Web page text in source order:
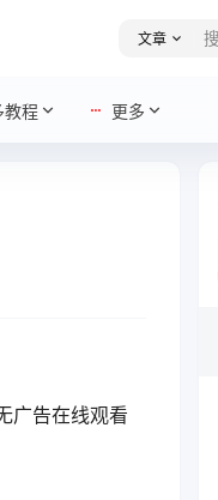
文章
教程 更多
广告在线观看